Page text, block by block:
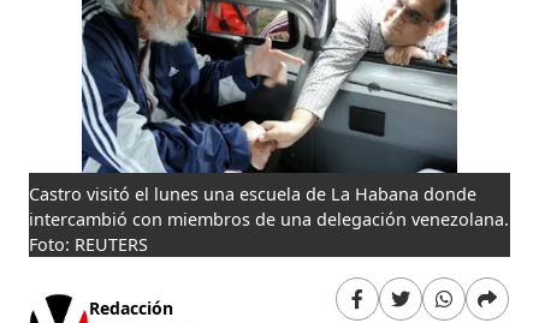
Castro visitó el lunes una escuela de La Habana donde
intercambió con miembros de una delegación venezolana.
Foto: REUTERS
Redacción